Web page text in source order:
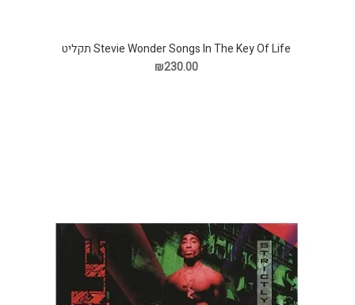
Stevie Wonder Songs In The Key Of Life תקליט
₪230.00